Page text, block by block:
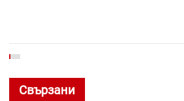
Свързани